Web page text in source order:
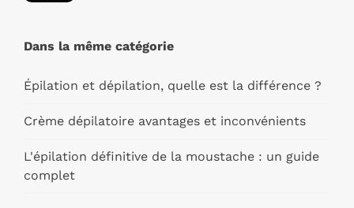
Dans la même catégorie
Épilation et dépilation, quelle est la différence ?
Crème dépilatoire avantages et inconvénients
L'épilation définitive de la moustache : un guide
complet